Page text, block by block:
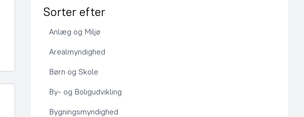
Sorter efter
Anlæg og Miljø
Arealmyndighed
Børn og Skole
By- og Boligudvikling
Bygningsmyndighed